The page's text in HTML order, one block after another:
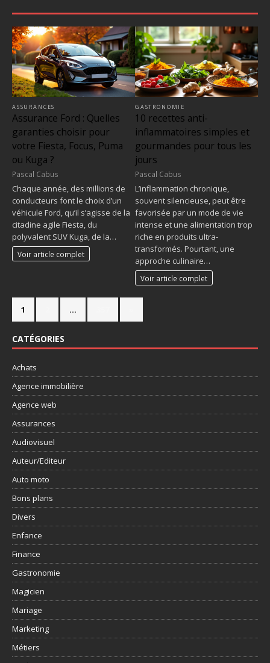
ASSURANCES
Assurance Ford : Quelles
garanties choisir pour
votre Fiesta, Focus, Puma
ou Kuga ?
Pascal Cabus
Chaque année, des millions de
conducteurs font le choix d’un
véhicule Ford, qu’il s’agisse de la
citadine agile Fiesta, du
polyvalent SUV Kuga, de la…
Voir article complet
GASTRONOMIE
10 recettes anti-
inflammatoires simples et
gourmandes pour tous les
jours
Pascal Cabus
L’inflammation chronique,
souvent silencieuse, peut être
favorisée par un mode de vie
intense et une alimentation trop
riche en produits ultra-
transformés. Pourtant, une
approche culinaire…
Voir article complet
1 …
CATÉGORIES
Achats
Agence immobilière
Agence web
Assurances
Audiovisuel
Auteur/Editeur
Auto moto
Bons plans
Divers
Enfance
Finance
Gastronomie
Magicien
Mariage
Marketing
Métiers